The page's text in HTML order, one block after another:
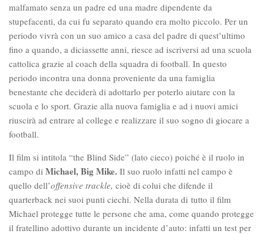
malfamato senza un padre ed una madre dipendente da
stupefacenti, da cui fu separato quando era molto piccolo. Per un
periodo vivrà con un suo amico a casa del padre di quest’ultimo
fino a quando, a diciassette anni, riesce ad iscriversi ad una scuola
cattolica grazie al coach della squadra di football. In questo
periodo incontra una donna proveniente da una famiglia
benestante che deciderà di adottarlo per poterlo aiutare con la
scuola e lo sport. Grazie alla nuova famiglia e ad i nuovi amici
riuscirà ad entrare al college e realizzare il suo sogno di giocare a
football.
Il film si intitola “the Blind Side” (lato cieco) poiché è il ruolo in
campo di Michael, Big Mike. Il suo ruolo infatti nel campo è
quello dell’offensive trackle, cioè di colui che difende il
quarterback nei suoi punti ciechi. Nella durata di tutto il film
Michael protegge tutte le persone che ama, come quando protegge
il fratellino adottivo durante un incidente d’auto: infatti un test per